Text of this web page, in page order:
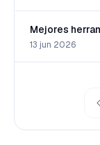
13 jun 2026